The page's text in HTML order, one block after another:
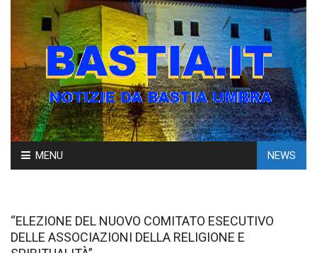
Skip
to
MENU NEWS
“ELEZIONE DEL NUOVO COMITATO ESECUTIVO
DELLE ASSOCIAZIONI DELLA RELIGIONE E